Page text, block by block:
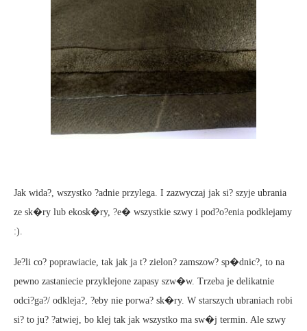
Jak wida?, wszystko ?adnie przylega. I zazwyczaj jak si? szyje ubrania
ze sk�ry lub ekosk�ry, ?e� wszystkie szwy i pod?o?enia podklejamy
:).
Je?li co? poprawiacie, tak jak ja t? zielon? zamszow? sp�dnic?, to na
pewno zastaniecie przyklejone zapasy szw�w. Trzeba je delikatnie
odci?ga?/ odkleja?, ?eby nie porwa? sk�ry. W starszych ubraniach robi
si? to ju? ?atwiej, bo klej tak jak wszystko ma sw�j termin. Ale szwy